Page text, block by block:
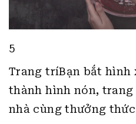
5
Trang tríBạn bắt hình
thành hình nón,
nhà cùng thưởng